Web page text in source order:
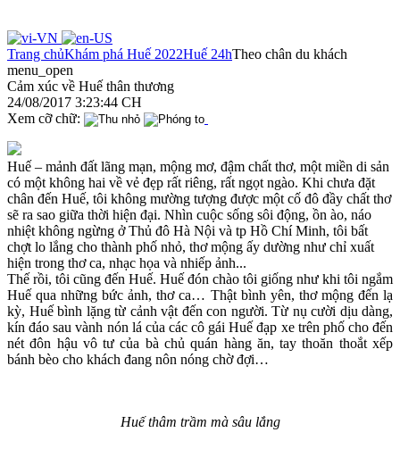
Trang chủKhám phá Huế 2022Huế 24hTheo chân du khách
menu_open
Cảm xúc về Huế thân thương
24/08/2017 3:23:44 CH
Xem cỡ chữ:
Huế – mảnh đất lãng mạn, mộng mơ, đậm chất thơ, một miền di sản
có một không hai về vẻ đẹp rất riêng, rất ngọt ngào. Khi chưa đặt
chân đến Huế, tôi không mường tượng được một cố đô đầy chất thơ
sẽ ra sao giữa thời hiện đại. Nhìn cuộc sống sôi động, ồn ào, náo
nhiệt không ngừng ở Thủ đô Hà Nội và tp Hồ Chí Minh, tôi bất
chợt lo lắng cho thành phố nhỏ, thơ mộng ấy dường như chỉ xuất
hiện trong thơ ca, nhạc họa và nhiếp ảnh...
Thế rồi, tôi cũng đến Huế. Huế đón chào tôi giống như khi tôi ngắm
Huế qua những bức ảnh, thơ ca… Thật bình yên, thơ mộng đến lạ
kỳ, Huế bình lặng từ cảnh vật đến con người. Từ nụ cười dịu dàng,
kín đáo sau vành nón lá của các cô gái Huế đạp xe trên phố cho đến
nét đôn hậu vô tư của bà chủ quán hàng ăn, tay thoăn thoắt xếp
bánh bèo cho khách đang nôn nóng chờ đợi…
Huế thâm trầm mà sâu lắng